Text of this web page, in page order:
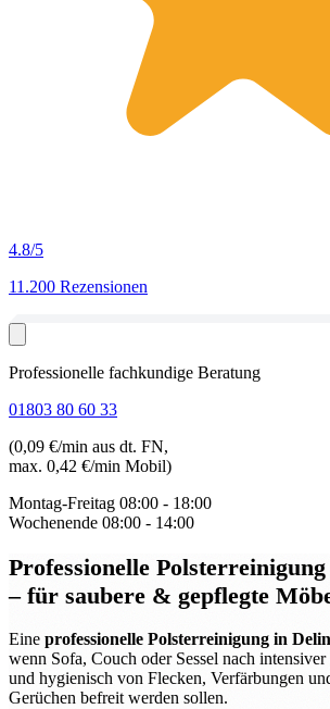
4.8/5
11.200 Rezensionen
Professionelle fachkundige Beratung
01803 80 60 33
(0,09 €/min aus dt. FN,
max. 0,42 €/min Mobil)
Montag-Freitag 08:00 - 18:00
Wochenende 08:00 - 14:00
Professionelle
– für saubere & gepflegte
Eine professionelle Polsterreinigung in
wenn Sofa, Couch oder Sessel nach
und hygienisch von Flecken, Verfärbungen
Gerüchen befreit werden sollen.